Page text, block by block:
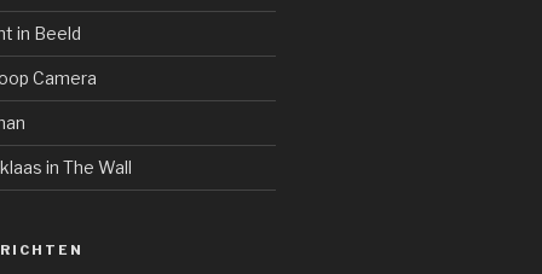
in Beeld
Camera
in The Wall